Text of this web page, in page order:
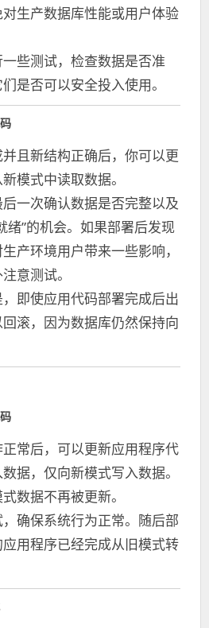
生产数据库性能或用户体验
些测试，检查数据是否准
是否可以安全投入使用。
且新结构正确后，你可以更
模式中读取数据。
一次确认数据是否完整以及
绪”的机会。如果部署后发现
产环境用户带来一些影响，
意测试。
即使应用代码部署完成后出
滚，因为数据库仍然保持向
常后，可以更新应用程序代
据，仅向新模式写入数据。
数据不再被更新。
确保系统行为正常。随后部
用程序已经完成从旧模式转